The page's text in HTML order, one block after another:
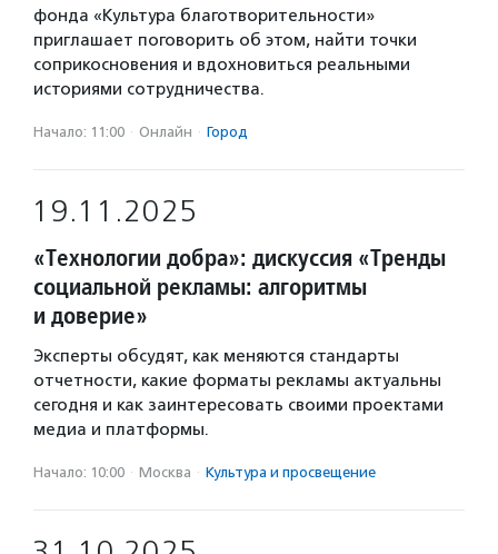
фонда «Культура благотворительности»
приглашает поговорить об этом, найти точки
соприкосновения и вдохновиться реальными
историями сотрудничества.
Начало: 11:00 · Онлайн · Город
19.11.2025
«Технологии добра»: дискуссия «Тренды
социальной рекламы: алгоритмы
и доверие»
Эксперты обсудят, как меняются стандарты
отчетности, какие форматы рекламы актуальны
сегодня и как заинтересовать своими проектами
медиа и платформы.
Начало: 10:00 · Москва · Культура и просвещение